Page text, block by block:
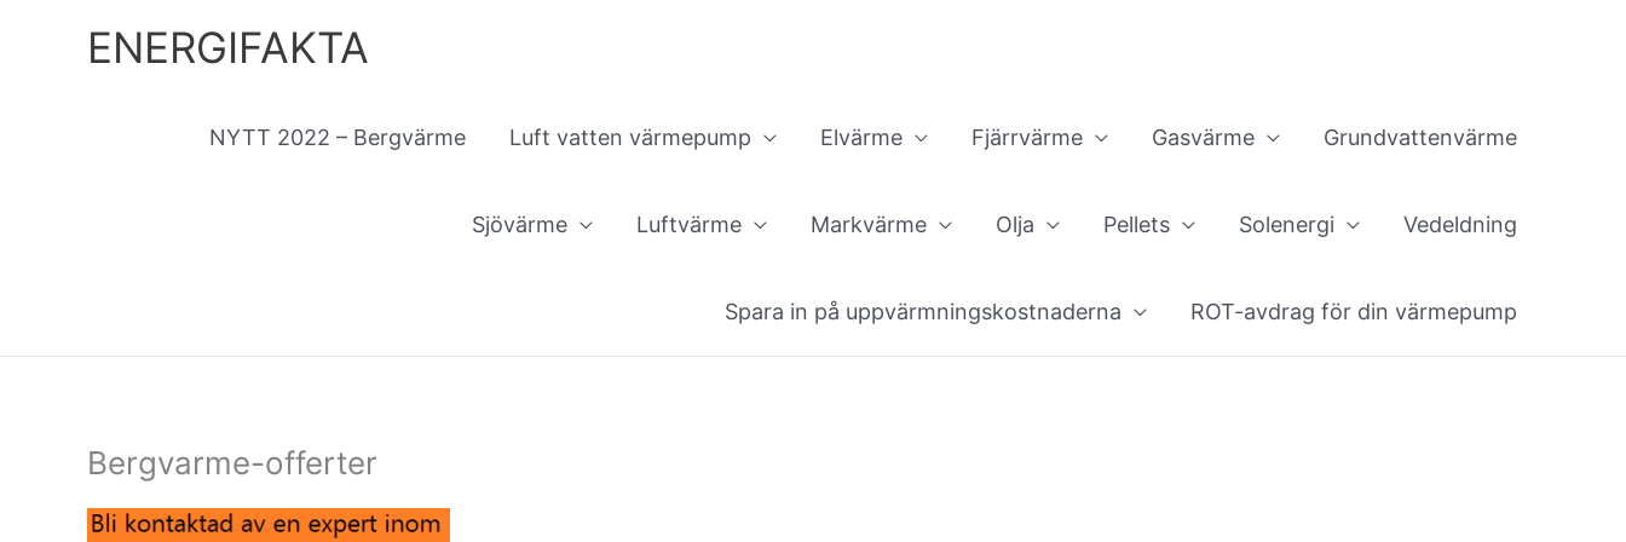
ENERGIFAKTA
NYTT 2022 – Bergvärme Luft vatten värmepump Elvärme Fjärrvärme Gasvärme Grundvattenvärme
Sjövärme Luftvärme Markvärme Olja Pellets Solenergi Vedeldning
Spara in på uppvärmningskostnaderna ROT-avdrag för din värmepump
Bergvarme-offerter